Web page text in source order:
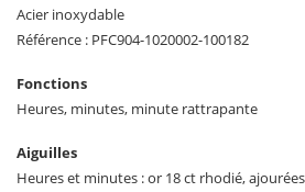
Acier inoxydable
Référence : PFC904-1020002-100182
Fonctions
Heures, minutes, minute rattrapante
Aiguilles
Heures et minutes : or 18 ct rhodié,